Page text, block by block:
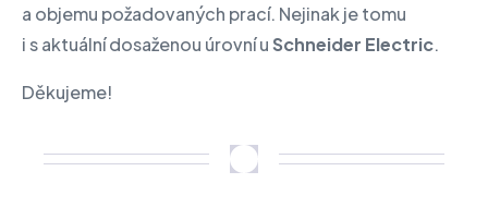
a objemu požadovaných prací. Nejinak je tomu
i s aktuální dosaženou úrovní uSchneider Electric.
Děkujeme!